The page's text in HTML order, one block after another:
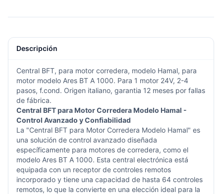
Descripción
Central BFT, para motor corredera, modelo Hamal, para
motor modelo Ares BT A 1000. Para 1 motor 24V, 2-4
pasos, f.cond. Origen italiano, garantia 12 meses por fallas
de fábrica.
Central BFT para Motor Corredera Modelo Hamal -
Control Avanzado y Confiabilidad
La "Central BFT para Motor Corredera Modelo Hamal" es
una solución de control avanzado diseñada
específicamente para motores de corredera, como el
modelo Ares BT A 1000. Esta central electrónica está
equipada con un receptor de controles remotos
incorporado y tiene una capacidad de hasta 64 controles
remotos, lo que la convierte en una elección ideal para la